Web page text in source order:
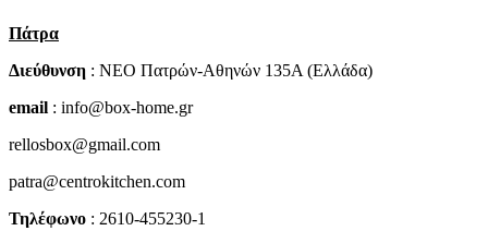
Πάτρα
Διεύθυνση : NEO Πατρών-Αθηνών 135Α (Ελλάδα)
email : info@box-home.gr
rellosbox@gmail.com
patra@centrokitchen.com
Τηλέφωνο : 2610-455230-1